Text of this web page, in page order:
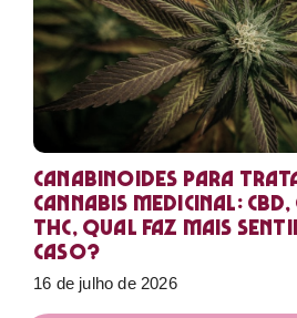
Canabinoides para
cannabis medicinal: CBD,
THC, qual faz mais
caso?
16 de julho de 2026